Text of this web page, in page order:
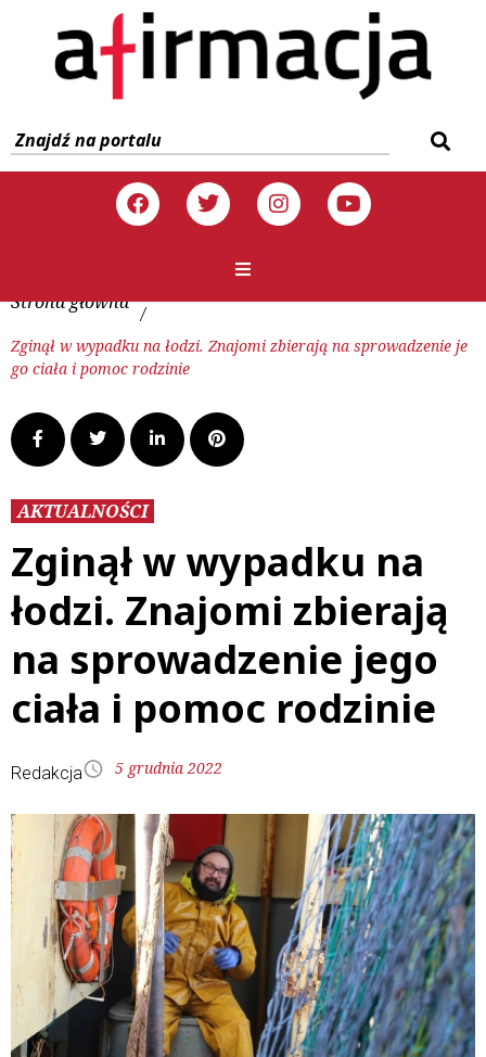
Strona główna /
Zginął w wypadku na łodzi. Znajomi zbierają na sprowadzenie je
go ciała i pomoc rodzinie
AKTUALNOŚCI
Zginął w wypadku na
łodzi. Znajomi zbierają
na sprowadzenie jego
ciała i pomoc rodzinie
Redakcja 5 grudnia 2022